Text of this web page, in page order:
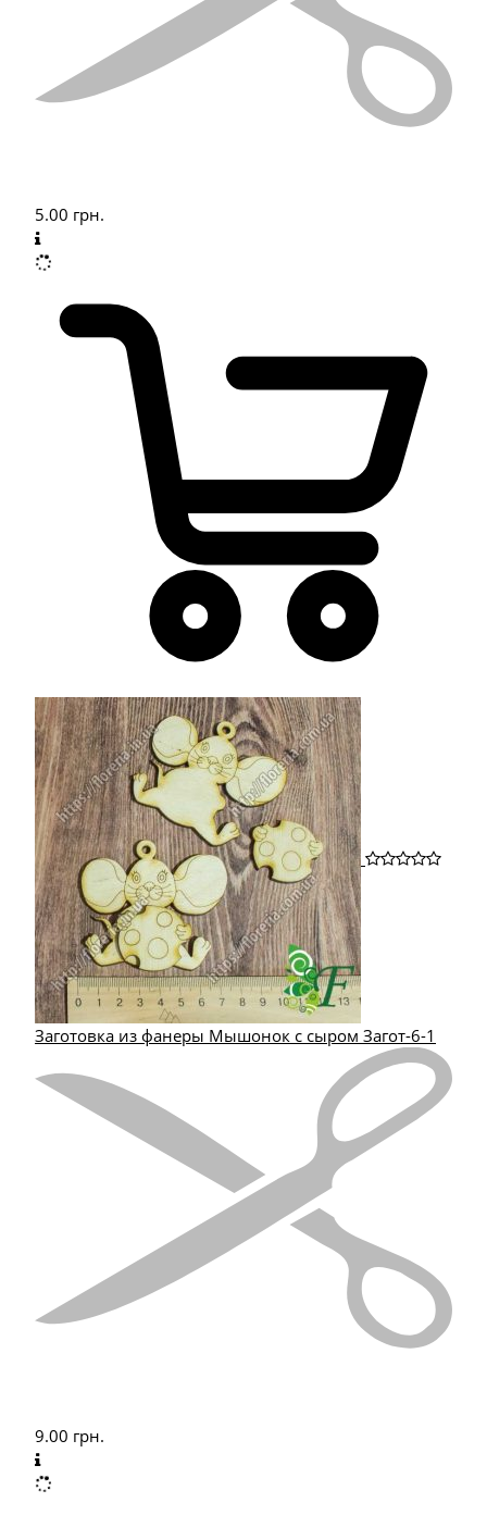
5.00 грн.
Заготовка из фанеры Мышонок с сыром Загот-6-1
9.00 грн.